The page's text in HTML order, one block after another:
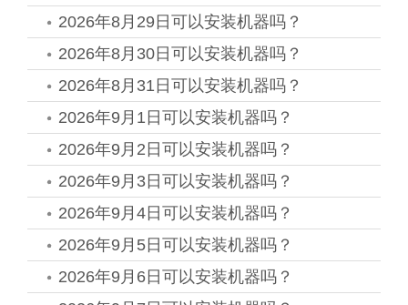
2026年8月29日可以安装机器吗？
2026年8月30日可以安装机器吗？
2026年8月31日可以安装机器吗？
2026年9月1日可以安装机器吗？
2026年9月2日可以安装机器吗？
2026年9月3日可以安装机器吗？
2026年9月4日可以安装机器吗？
2026年9月5日可以安装机器吗？
2026年9月6日可以安装机器吗？